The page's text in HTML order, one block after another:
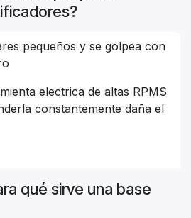
pequeños y se golpea con
electrica de altas RPMS
constantemente daña el
qué sirve una base